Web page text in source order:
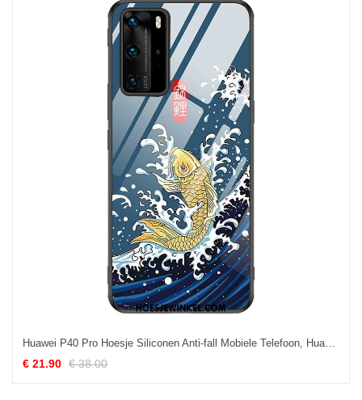
Huawei P40 Pro Hoesje Siliconen Anti-fall Mobiele Telefoon, Huawei P40 Pro Hoesje Persoonlijk Vintage
€ 21.90 € 38.00